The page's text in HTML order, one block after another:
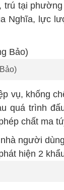
trú tại
Nghĩa, lực
vụ, khống
quá trình
chất ma